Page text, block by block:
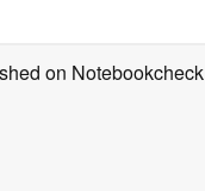
on Notebookcheck